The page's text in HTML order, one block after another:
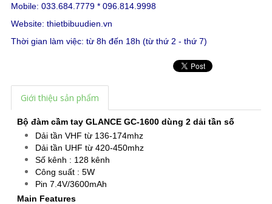
Mobile: 033.684.7779 * 096.814.9998
Website: thietbibuudien.vn
Thời gian làm việc: từ 8h đến 18h (từ thứ 2 - thứ 7)
Giới thiệu sản phẩm
Bộ đàm cầm tay GLANCE GC-1600 dùng 2 dải tần số
Dải tần VHF từ 136-174mhz
Dải tần UHF từ 420-450mhz
Số kênh : 128 kênh
Công suất : 5W
Pin 7.4V/3600mAh
Main Features